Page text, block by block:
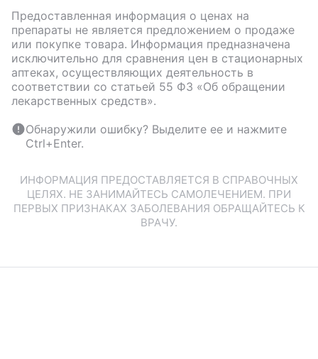
Предоставленная информация о ценах на
препараты не является предложением о продаже
или покупке товара. Информация предназначена
исключительно для сравнения цен в стационарных
аптеках, осуществляющих деятельность в
соответствии со статьей 55 ФЗ «Об обращении
лекарственных средств».
Обнаружили ошибку? Выделите ее и нажмите
Ctrl+Enter.
ИНФОРМАЦИЯ ПРЕДОСТАВЛЯЕТСЯ В СПРАВОЧНЫХ
ЦЕЛЯХ. НЕ ЗАНИМАЙТЕСЬ САМОЛЕЧЕНИЕМ. ПРИ
ПЕРВЫХ ПРИЗНАКАХ ЗАБОЛЕВАНИЯ ОБРАЩАЙТЕСЬ К
ВРАЧУ.